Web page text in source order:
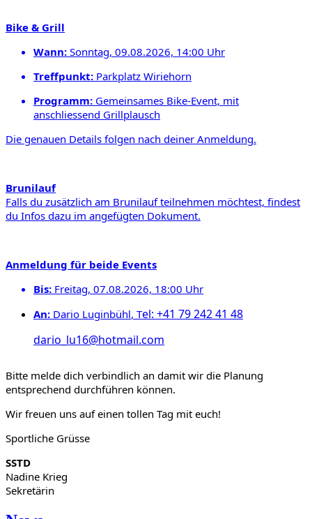
Bike & Grill
Wann: Sonntag, 09.08.2026, 14:00 Uhr
Treffpunkt: Parkplatz Wiriehorn
Programm: Gemeinsames Bike-Event, mit
anschliessend Grillplausch
Die genauen Details folgen nach deiner Anmeldung.
Brunilauf
Falls du zusätzlich am Brunilauf teilnehmen möchtest, findest
du Infos dazu im angefügten Dokument.
Anmeldung für beide Events
Bis: Freitag, 07.08.2026, 18:00 Uhr
An: Dario Luginbühl, Tel: +41 79 242 41 48
dario_lu16@hotmail.com
Bitte melde dich verbindlich an damit wir die Planung
entsprechend durchführen können.
Wir freuen uns auf einen tollen Tag mit euch!
Sportliche Grüsse
SSTD
Nadine Krieg
Sekretärin